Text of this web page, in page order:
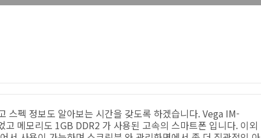
스펙 정보도 알아보는 시간을 갖도록 하겠습니다. Vega IM-
메모리도 1GB DDR2 가 사용된 고속의 스마트폰 입니다. 이외